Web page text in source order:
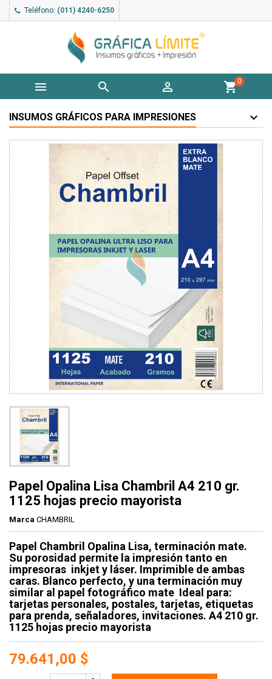
Teléfono: (011) 4240-6250
   shopping_cart0
INSUMOS GRÁFICOS PARA IMPRESIONES
Papel Opalina Lisa Chambril A4 210 gr.
1125 hojas precio mayorista
Marca CHAMBRIL
Papel Chambril Opalina Lisa, terminación mate.
Su porosidad permite la impresión tanto en
impresoras inkjet y láser. Imprimible de ambas
caras. Blanco perfecto, y una terminación muy
similar al papel fotográfico mate Ideal para:
tarjetas personales, postales, tarjetas, etiquetas
para prenda, señaladores, invitaciones. A4 210 gr.
1125 hojas precio mayorista
79.641,00 $